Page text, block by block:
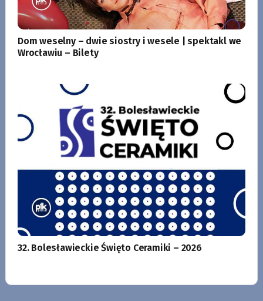
Dom weselny – dwie siostry i wesele | spektakl we
Wrocławiu – Bilety
32. Bolesławieckie Święto Ceramiki – 2026